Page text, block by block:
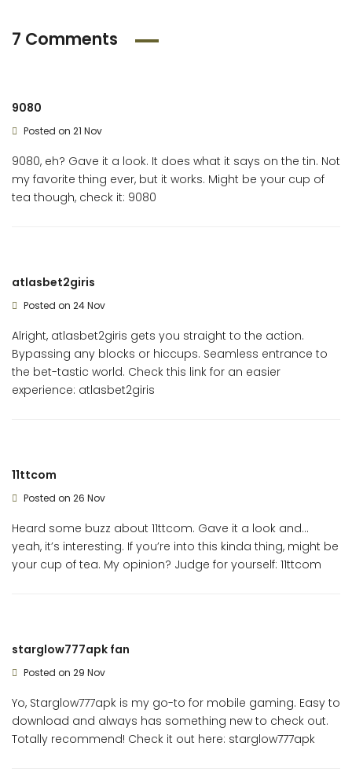
7 Comments
9080
Posted on 21 Nov
9080, eh? Gave it a look. It does what it says on the tin. Not
my favorite thing ever, but it works. Might be your cup of
tea though, check it: 9080
atlasbet2giris
Posted on 24 Nov
Alright, atlasbet2giris gets you straight to the action.
Bypassing any blocks or hiccups. Seamless entrance to
the bet-tastic world. Check this link for an easier
experience: atlasbet2giris
11ttcom
Posted on 26 Nov
Heard some buzz about 11ttcom. Gave it a look and…
yeah, it’s interesting. If you’re into this kinda thing, might be
your cup of tea. My opinion? Judge for yourself: 11ttcom
starglow777apk fan
Posted on 29 Nov
Yo, Starglow777apk is my go-to for mobile gaming. Easy to
download and always has something new to check out.
Totally recommend! Check it out here: starglow777apk